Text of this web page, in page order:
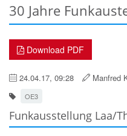
30 Jahre
Download PDF
24.04.17, 09:28 Manfred
OE3
Funkausstellung Laa/